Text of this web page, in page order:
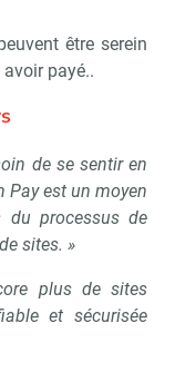
être serein
payé..
de se sentir en
Pay est un moyen
du processus de
sites. »
plus de sites
et sécurisée
Retail